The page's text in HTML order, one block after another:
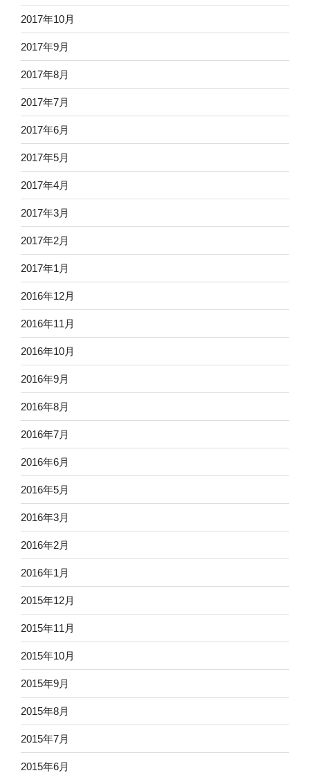
2017年10月
2017年9月
2017年8月
2017年7月
2017年6月
2017年5月
2017年4月
2017年3月
2017年2月
2017年1月
2016年12月
2016年11月
2016年10月
2016年9月
2016年8月
2016年7月
2016年6月
2016年5月
2016年3月
2016年2月
2016年1月
2015年12月
2015年11月
2015年10月
2015年9月
2015年8月
2015年7月
2015年6月